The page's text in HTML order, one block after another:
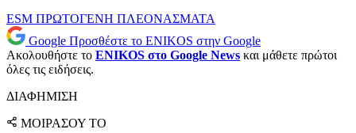
ESM ΠΡΩΤΟΓΕΝΗ ΠΛΕΟΝΑΣΜΑΤΑ
Google Προσθέστε το ENIKOS στην Google
Ακολουθήστε το ENIKOS στο Google News και μάθετε πρώτοι
όλες τις ειδήσεις.
ΔΙΑΦΗΜΙΣΗ
ΜΟΙΡΑΣΟΥ ΤΟ